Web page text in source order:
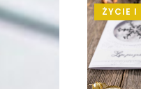
ŻYCIE I